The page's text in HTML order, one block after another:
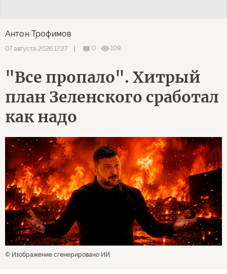
Антон Трофимов
07 августа 2026 17:27 0 109
"Все пропало". Хитрый
план Зеленского сработал
как надо
© Изображение сгенерировано ИИ